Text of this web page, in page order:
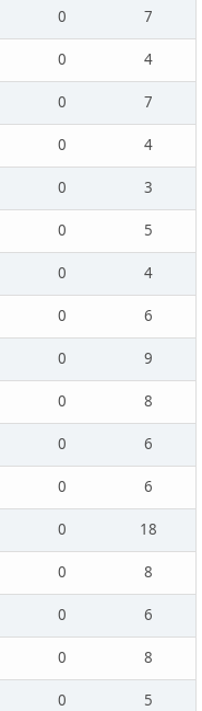
0
7
0
4
0
7
0
4
0
3
0
5
0
4
0
6
0
9
0
8
0
6
0
6
0
18
0
8
0
6
0
8
0 5